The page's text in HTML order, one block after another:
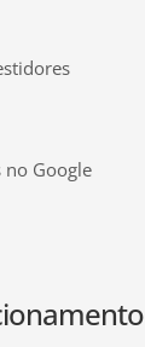
Google